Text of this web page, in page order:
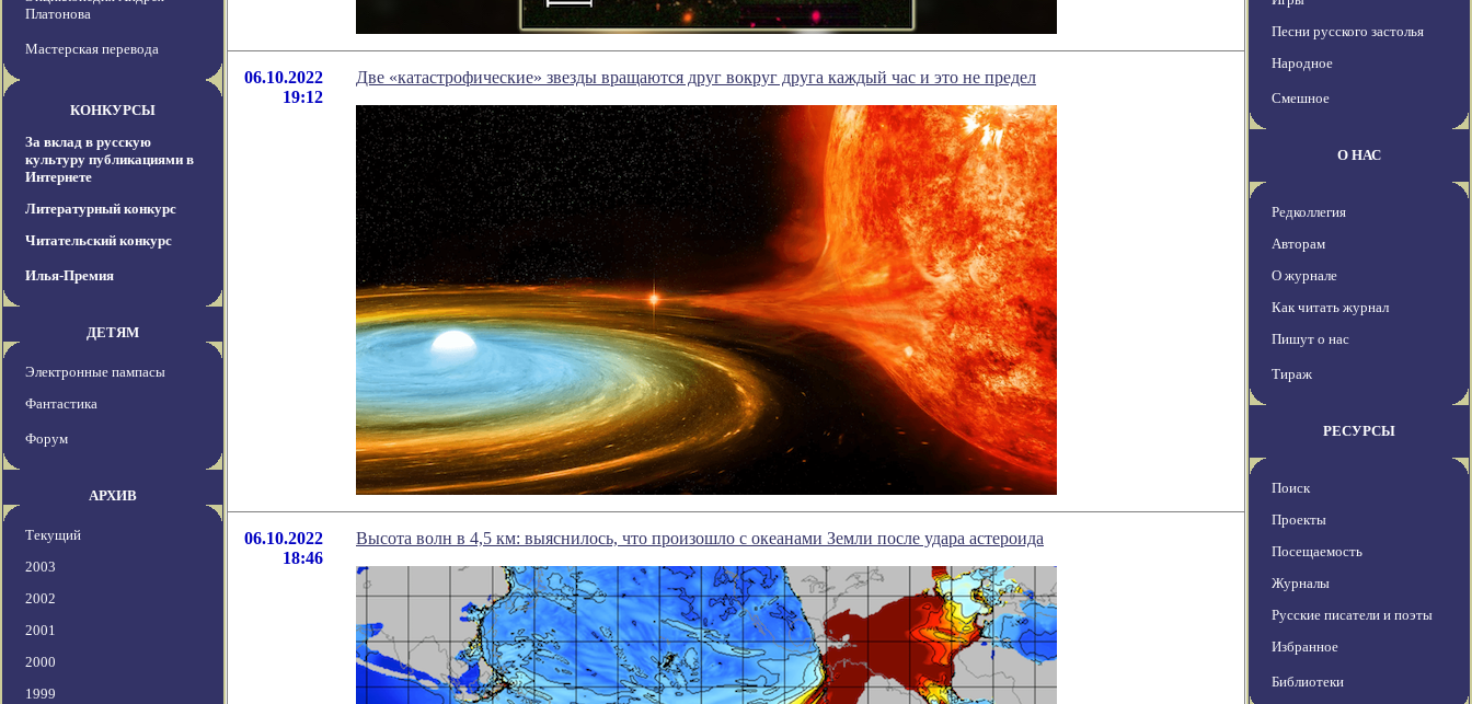
Платонова
Мастерская перевода
КОНКУРСЫ
За вклад в русскую
культуру публикациями в
Интернете
Литературный конкурс
Читательский конкурс
Илья-Премия
ДЕТЯМ
Электронные пампасы
Фантастика
Форум
АРХИВ
Текущий
2003
2002
2001
2000
1999
06.10.2022
19:12
Две «катастрофические» звезды вращаются друг вокруг друга каждый час и это не предел
06.10.2022
18:46
Высота волн в 4,5 км: выяснилось, что произошло с океанами Земли после удара астероида
Песни русского застолья
Народное
Смешное
О НАС
Редколлегия
Авторам
О журнале
Как читать журнал
Пишут о нас
Тираж
РЕСУРСЫ
Поиск
Проекты
Посещаемость
Журналы
Русские писатели и поэты
Избранное
Библиотеки